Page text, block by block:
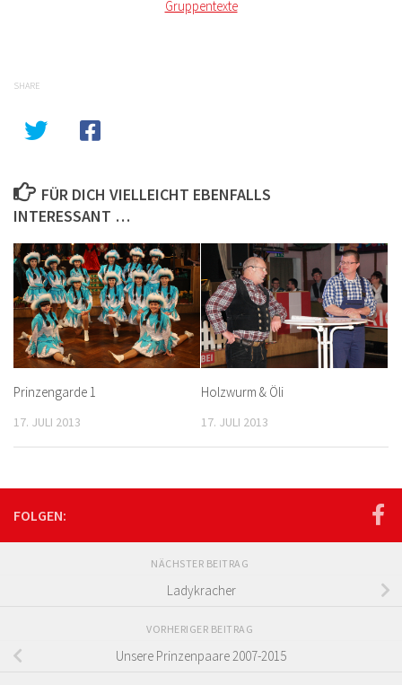
Gruppentexte
SHARE
FÜR DICH VIELLEICHT EBENFALLS
INTERESSANT …
Prinzengarde 1
17. JULI 2013
Holzwurm & Öli
17. JULI 2013
FOLGEN:
NÄCHSTER BEITRAG
Ladykracher
VORHERIGER BEITRAG
Unsere Prinzenpaare 2007-2015